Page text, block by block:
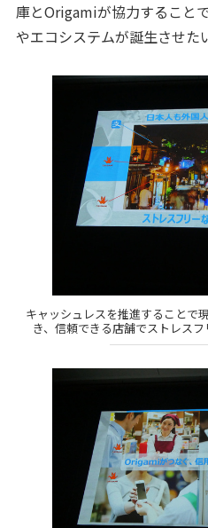
庫とOrigamiが協力すること
やエコシステムが誕生させた
キャッシュレスを推進することで
き、信頼できる店舗でストレス